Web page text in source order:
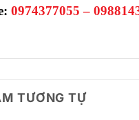
0974377055 –
TƯƠNG TỰ